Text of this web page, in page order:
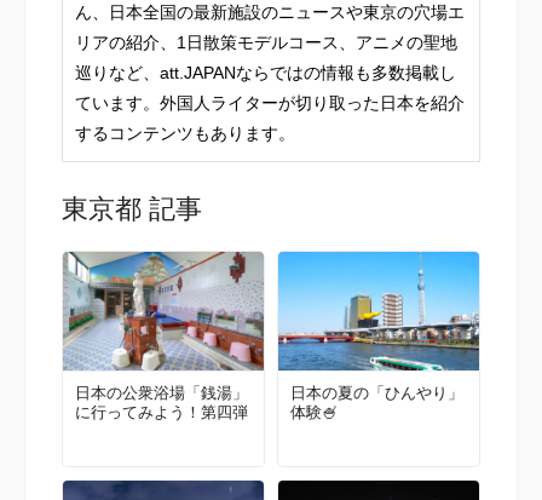
ん、日本全国の最新施設のニュースや東京の穴場エ
リアの紹介、1日散策モデルコース、アニメの聖地
巡りなど、att.JAPANならではの情報も多数掲載し
ています。外国人ライターが切り取った日本を紹介
するコンテンツもあります。
東京都 記事
日本の公衆浴場「銭湯」
に行ってみよう！第四弾
日本の夏の「ひんやり」
体験🍧